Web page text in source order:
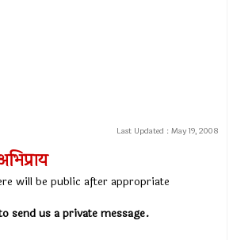
Last Updated : May 19, 2008
will be public after appropriate
send us a private message.